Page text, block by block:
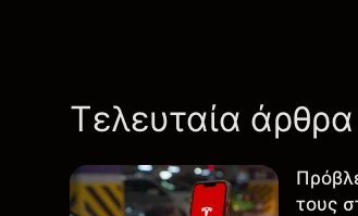
Τελευταία άρθρα
τους